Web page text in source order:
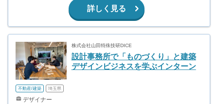
詳しく見る
株式会社山田特殊技研DICE
設計事務所で「ものづくり」と建築
デザインビジネスを学ぶインターン
不動産/建築 埼玉県
デザイナー